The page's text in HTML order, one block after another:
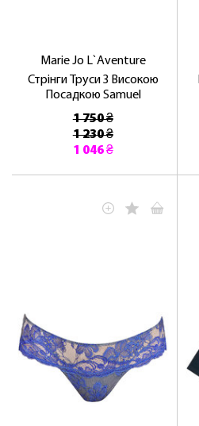
Marie Jo L`Aventure
Стрінги Труси З Високою
Посадкою Samuel
1 750 ₴
1 230 ₴
1 046 ₴